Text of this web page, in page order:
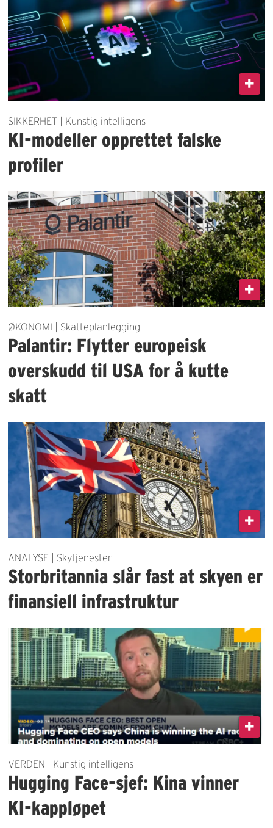
SIKKERHET | Kunstig intelligens
KI-modeller opprettet falske
profiler
ØKONOMI | Skatteplanlegging
Palantir: Flytter europeisk
overskudd til USA for å kutte
skatt
ANALYSE | Skytjenester
Storbritannia slår fast at skyen er
finansiell infrastruktur
VERDEN | Kunstig intelligens
Hugging Face-sjef: Kina vinner
KI-kappløpet